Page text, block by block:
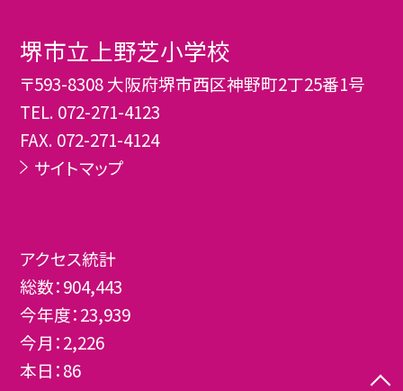
堺市立上野芝小学校
〒593-8308 大阪府堺市西区神野町2丁25番1号
TEL. 072-271-4123
FAX. 072-271-4124
サイトマップ
アクセス統計
総数：904,443
今年度：23,939
今月：2,226
本日：86